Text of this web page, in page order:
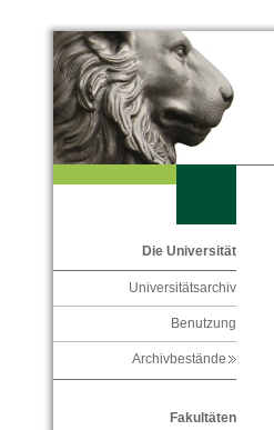
Die Universität
Universitätsarchiv
Benutzung
Archivbestände
Fakultäten